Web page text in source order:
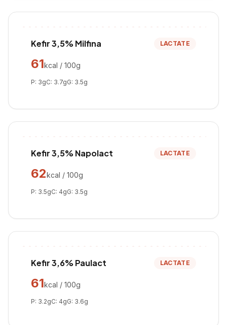
Kefir 3,5% Milfina LACTATE
61kcal / 100g
P: 3gC: 3.7gG: 3.5g
Kefir 3,5% Napolact LACTATE
62kcal / 100g
P: 3.5gC: 4gG: 3.5g
Kefir 3,6% Paulact LACTATE
61kcal / 100g
P: 3.2gC: 4gG: 3.6g